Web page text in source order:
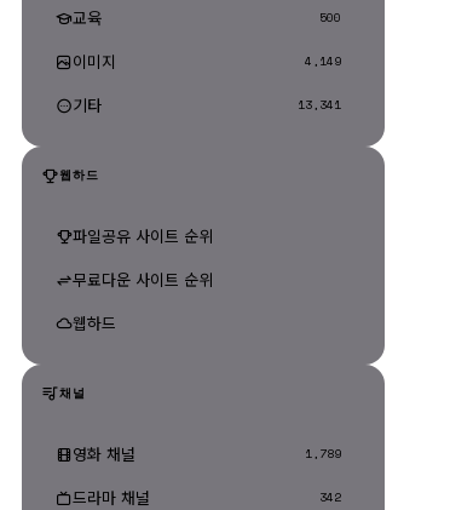
교육 500
이미지 4,149
기타 13,341
웹하드
파일공유 사이트 순위
무료다운 사이트 순위
웹하드
채널
영화 채널 1,789
드라마 채널 342